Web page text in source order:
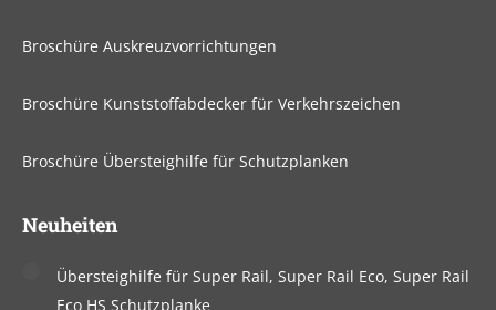
Broschüre Auskreuzvorrichtungen
Broschüre Kunststoffabdecker für Verkehrszeichen
Broschüre Übersteighilfe für Schutzplanken
Neuheiten
Übersteighilfe für Super Rail, Super Rail Eco, Super Rail
Eco HS Schutzplanke